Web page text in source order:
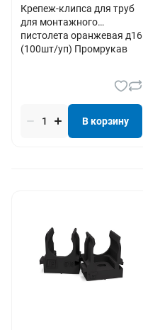
Крепеж-клипса для труб
для монтажного
пистолета оранжевая д16
(100шт/уп) Промрукав
В корзину